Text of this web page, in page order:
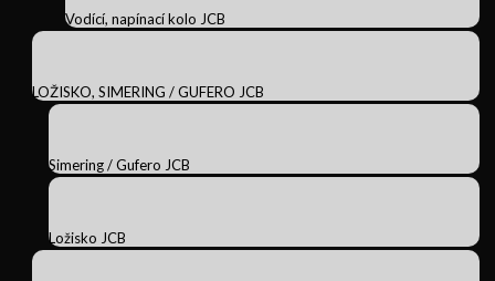
Vodící, napínací kolo JCB
LOŽISKO, SIMERING / GUFERO JCB
Simering / Gufero JCB
Ložisko JCB